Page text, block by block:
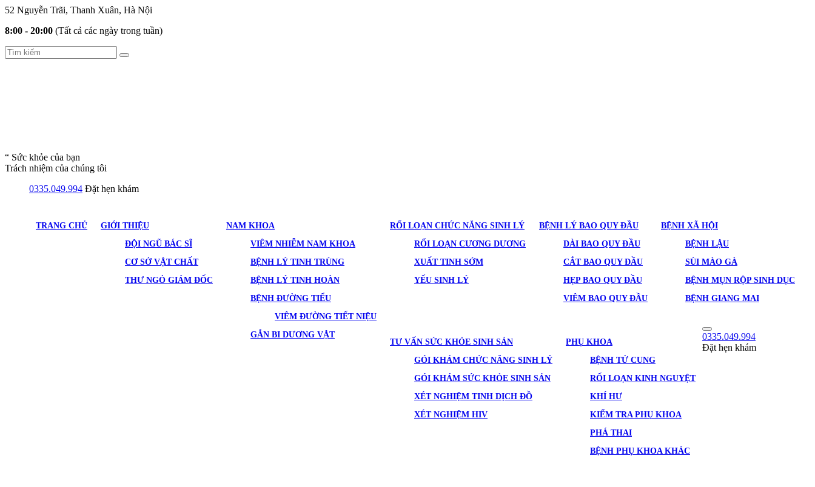
52 Nguyễn Trãi, Thanh Xuân, Hà Nội
8:00 - 20:00 (Tất cả các ngày trong tuần)
“ Sức khỏe của bạn
Trách nhiệm của chúng tôi
0335.049.994 Đặt hẹn khám
TRANG CHỦ
GIỚI THIỆU
ĐỘI NGŨ BÁC SĨ
CƠ SỞ VẬT CHẤT
THƯ NGỎ GIÁM ĐỐC
NAM KHOA
VIÊM NHIỄM NAM KHOA
BỆNH LÝ TINH TRÙNG
BỆNH LÝ TINH HOÀN
BỆNH ĐƯỜNG TIỂU
VIÊM ĐƯỜNG TIẾT NIỆU
GẮN BI DƯƠNG VẬT
RỐI LOẠN CHỨC NĂNG SINH LÝ
RỐI LOẠN CƯƠNG DƯƠNG
XUẤT TINH SỚM
YẾU SINH LÝ
BỆNH LÝ BAO QUY ĐẦU
DÀI BAO QUY ĐẦU
CẮT BAO QUY ĐẦU
HẸP BAO QUY ĐẦU
VIÊM BAO QUY ĐẦU
BỆNH XÃ HỘI
BỆNH LẬU
SÙI MÀO GÀ
BỆNH MỤN RỘP SINH DỤC
BỆNH GIANG MAI
TƯ VẤN SỨC KHỎE SINH SẢN
GÓI KHÁM CHỨC NĂNG SINH LÝ
GÓI KHÁM SỨC KHỎE SINH SẢN
XÉT NGHIỆM TINH DỊCH ĐỒ
XÉT NGHIỆM HIV
PHỤ KHOA
BỆNH TỬ CUNG
RỐI LOẠN KINH NGUYỆT
KHÍ HƯ
KIỂM TRA PHỤ KHOA
PHÁ THAI
BỆNH PHỤ KHOA KHÁC
0335.049.994
Đặt hẹn khám